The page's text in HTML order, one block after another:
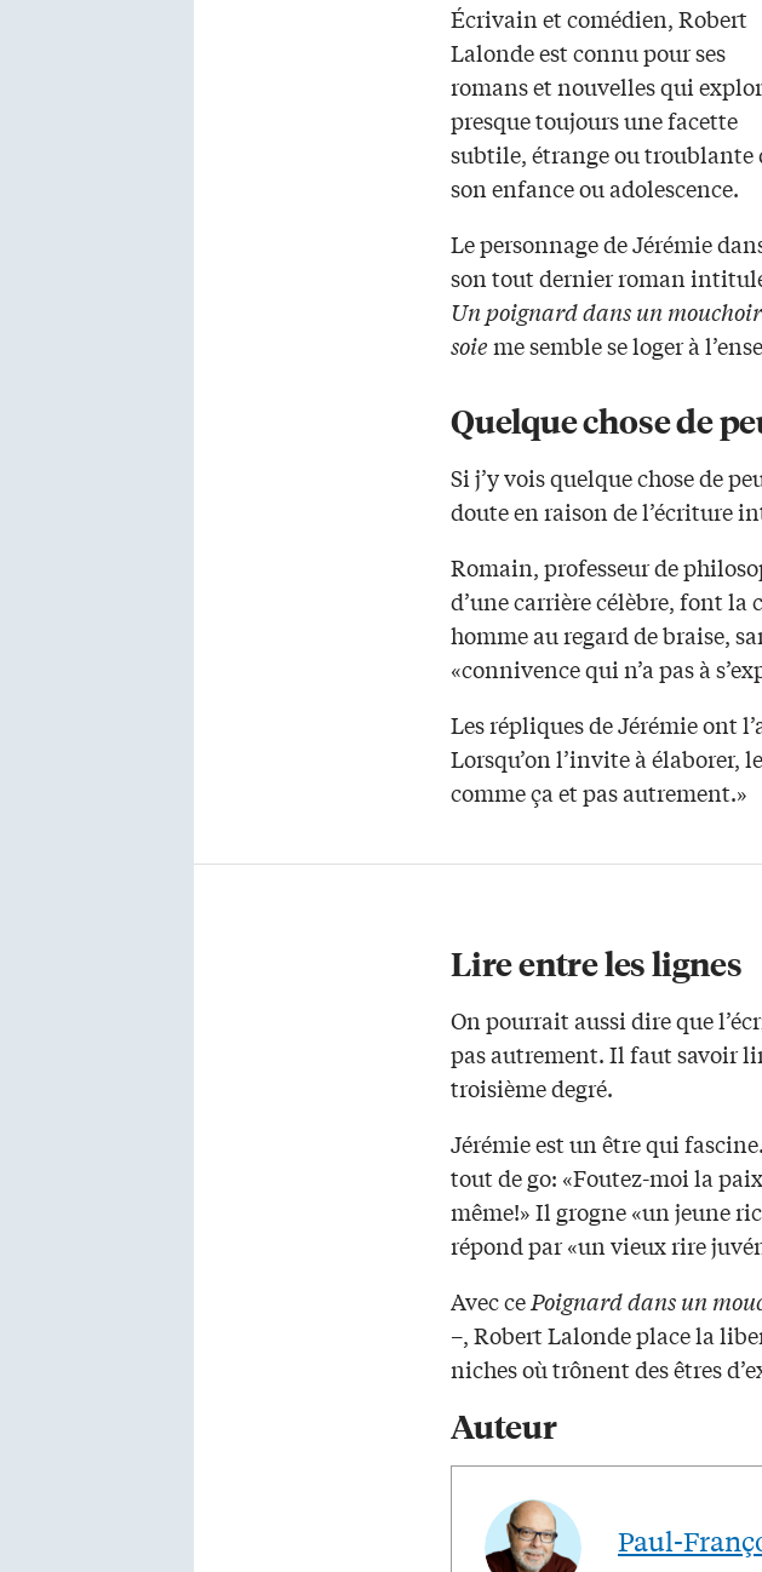
Écrivain et comédien, Robert
Lalonde est connu pour ses
romans et nouvelles qui
presque toujours une facette
subtile, étrange ou troublante
son enfance ou adolescence.
Le personnage de Jérémie
son tout dernier roman
Un poignard dans un
soieme semble se loger à
Quelque chose de
Si j’y vois quelque chose de
doute en raison de l’écriture
Romain, professeur de
d’une carrière célèbre, font la
homme au regard de braise,
«connivence qui n’a pas à
Les répliques de Jérémie ont
Lorsqu’on l’invite à élaborer,
comme ça et pas autrement.»
Lire entre les lignes
On pourrait aussi dire que
pas autrement. Il faut savoir
troisième degré.
Jérémie est un être qui
tout de go: «Foutez-moi la
même!» Il grogne «un jeune
répond par «un vieux rire
Avec cePoignard dans un
–, Robert Lalonde place la
niches où trônent des êtres
Auteur
Paul-